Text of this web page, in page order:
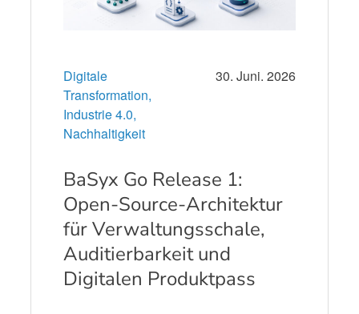
Digitale
Transformation,
Industrie 4.0,
Nachhaltigkeit
30. Juni. 2026
BaSyx Go Release 1:
Open-Source-Architektur
für Verwaltungsschale,
Auditierbarkeit und
Digitalen Produktpass